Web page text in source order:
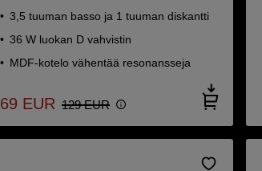
3,5 tuuman basso ja 1 tuuman diskantti
36 W luokan D vahvistin
MDF-kotelo vähentää resonansseja
69 EUR 129 EUR